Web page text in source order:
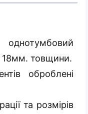
18мм. товщини.
оброблені
та розмірів